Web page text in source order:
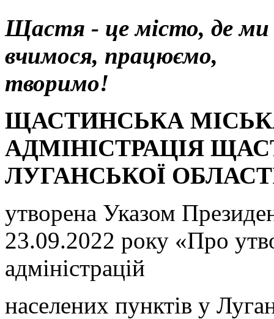
Щастя - це місто, де
вчимося,
творимо!
ЩАСТИНСЬКА
АДМІНІСТРАЦІЯ
ЛУГАНСЬКОЇ
утворена Указом
23.09.2022 року «Про
адміністрацій
населених пунктів у